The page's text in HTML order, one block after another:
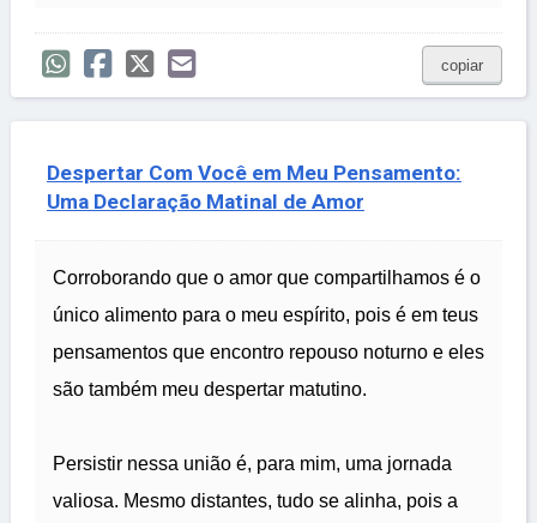
copiar
Despertar Com Você em Meu Pensamento:
Uma Declaração Matinal de Amor
Corroborando que o amor que compartilhamos é o
único alimento para o meu espírito, pois é em teus
pensamentos que encontro repouso noturno e eles
são também meu despertar matutino.
Persistir nessa união é, para mim, uma jornada
valiosa. Mesmo distantes, tudo se alinha, pois a